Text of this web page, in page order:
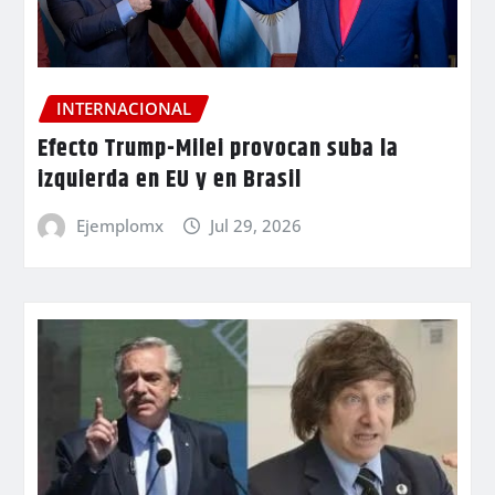
INTERNACIONAL
Efecto Trump-Milei provocan suba la
izquierda en EU y en Brasil
Ejemplomx Jul 29, 2026